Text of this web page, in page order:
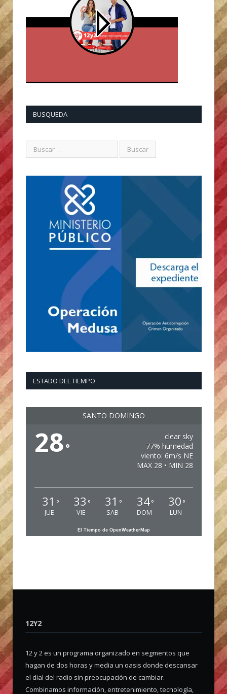
BUSQUEDA
ESTADO DEL TIEMPO
SANTO DOMINGO
28°
clear sky
77% humedad
viento: 6m/s NE
MAX 28 • MIN 28
31 °
JUE
33 °
VIE
31 °
SAB
34°
DOM
30 °
LUN
El Tiempo de OpenWeatherMap
12Y2
12 y 2 es un programa organizado en segmentos que
hagan de dos horas y media un oasis donde descansar
el dial del radio sin preocupación de cambiar.
Combinamos información, entretenimiento, tecnología,